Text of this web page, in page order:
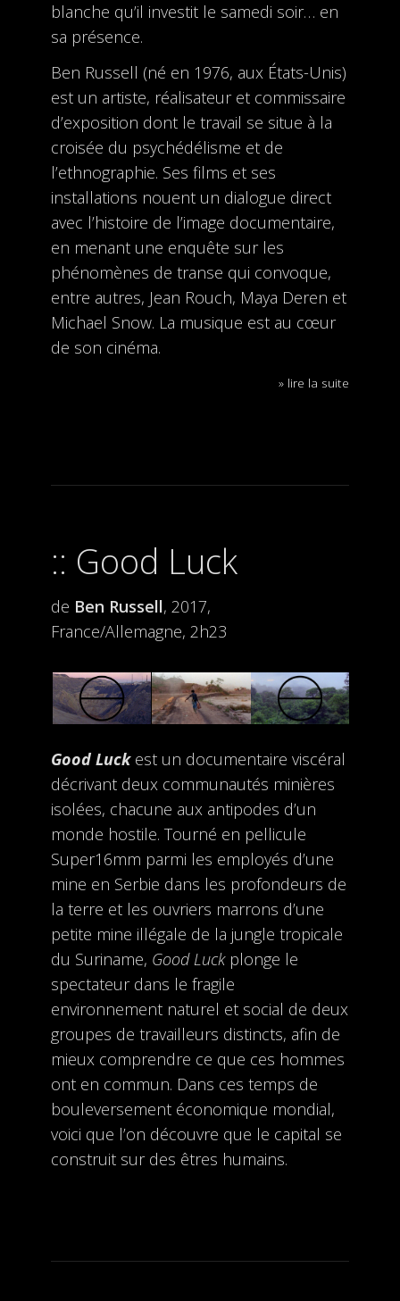
blanche qu’il investit le samedi soir… en
sa présence.
Ben Russell (né en 1976, aux États-Unis)
est un artiste, réalisateur et commissaire
d’exposition dont le travail se situe à la
croisée du psychédélisme et de
l’ethnographie. Ses films et ses
installations nouent un dialogue direct
avec l’histoire de l’image documentaire,
en menant une enquête sur les
phénomènes de transe qui convoque,
entre autres, Jean Rouch, Maya Deren et
Michael Snow. La musique est au cœur
de son cinéma.
» lire la suite
Good Luck
de Ben Russell, 2017,
France/Allemagne, 2h23
Good Luck est un documentaire viscéral
décrivant deux communautés minières
isolées, chacune aux antipodes d’un
monde hostile. Tourné en pellicule
Super16mm parmi les employés d’une
mine en Serbie dans les profondeurs de
la terre et les ouvriers marrons d’une
petite mine illégale de la jungle tropicale
du Suriname, Good Luckplonge le
spectateur dans le fragile
environnement naturel et social de deux
groupes de travailleurs distincts, afin de
mieux comprendre ce que ces hommes
ont en commun. Dans ces temps de
bouleversement économique mondial,
voici que l’on découvre que le capital se
construit sur des êtres humains.